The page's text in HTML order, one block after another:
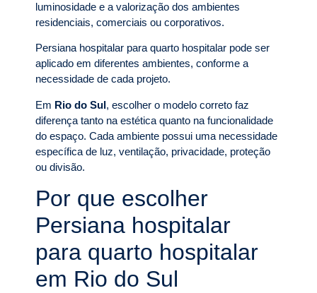
luminosidade e a valorização dos ambientes
residenciais, comerciais ou corporativos.
Persiana hospitalar para quarto hospitalar pode ser
aplicado em diferentes ambientes, conforme a
necessidade de cada projeto.
Em Rio do Sul, escolher o modelo correto faz
diferença tanto na estética quanto na funcionalidade
do espaço. Cada ambiente possui uma necessidade
específica de luz, ventilação, privacidade, proteção
ou divisão.
Por que escolher
Persiana hospitalar
para quarto hospitalar
em Rio do Sul